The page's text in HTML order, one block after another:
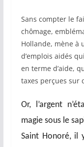
Sans compter le
chômage,
Hollande, mène à
d’emplois aidés
en terme d’aide,
taxes perçues sur
Or, l’argent
magie sous le
Saint Honoré, il